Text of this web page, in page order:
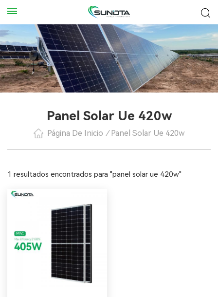
Panel Solar Ue 420w
Página De Inicio / Panel Solar Ue 420w
1 resultados encontrados para "panel solar ue 420w"